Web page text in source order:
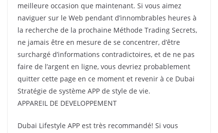
meilleure occasion que maintenant. Si vous aimez
naviguer sur le Web pendant d’innombrables heures à
la recherche de la prochaine Méthode Trading Secrets,
ne jamais être en mesure de se concentrer, d’être
surchargé d’informations contradictoires, et de ne pas
faire de l’argent en ligne, vous devriez probablement
quitter cette page en ce moment et revenir à ce Dubai
Stratégie de système APP de style de vie.
APPAREIL DE DEVELOPPEMENT
Dubai Lifestyle APP est très recommandé! Si vous